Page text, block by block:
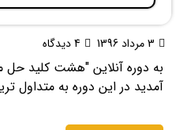
3 مرداد 1396 4 دیدگاه
به دوره آنلاین "هشت کلید
آمدید در این دوره به متداول